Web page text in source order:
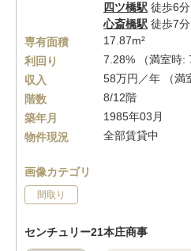
四ツ橋駅 徒歩6分
心斎橋駅 徒歩7分
専有面積
17.87m²
利回り
7.28% （満室時:
収入
58万円／年 （満
階数
8/12階
築年月
1985年03月
物件現況
全部賃貸中
画像カテゴリ
間取り
センチュリー21本庄商事